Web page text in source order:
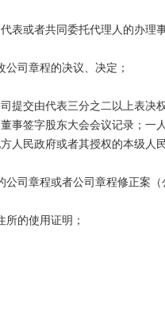
或者共同委托代理人的办理事
司章程的决议、决定；
交由代表三分之二以上表决
事签字股东大会会议记录；一
人民政府或者其授权的本级人
司章程或者公司章程修正案（
的使用证明；
产权证复印件；租赁房屋提
复印件；属非城镇房屋的，提交